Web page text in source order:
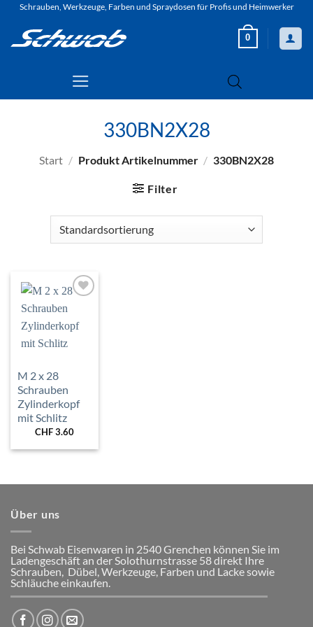
Zum
springen
Schrauben, Werkzeuge, Farben und Spraydosen für Profis und Heimwerker
0
330BN2X28
Start / Produkt Artikelnummer / 330BN2X28
Filter
Zur
hinzufügen
M 2 x 28
Schrauben
Zylinderkopf
mit Schlitz
CHF3.60
Über uns
Bei Schwab Eisenwaren in 2540 Grenchen können Sie im
Ladengeschäft an der Solothurnstrasse 58direkt Ihre
Schrauben, Dübel, Werkzeuge, Farben und Lackesowie
Schläuche einkaufen.